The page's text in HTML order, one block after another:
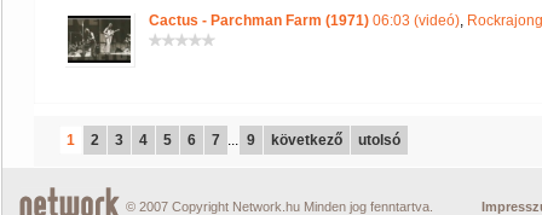
Cactus - Parchman Farm (1971) 06:03 (videó),
1 2 3 4 5 6 7 ... 9 következő utolsó
© 2007 Copyright Network.hu Minden jog fenntartva.